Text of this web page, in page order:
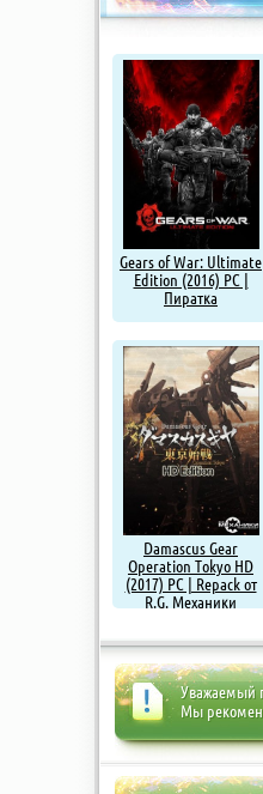
Gears of War: Ultimate
Edition (2016) PC |
Пиратка
Damascus Gear
Operation Tokyo HD
(2017) PC | Repack от
R.G. Механики
Уважаемый
Мы